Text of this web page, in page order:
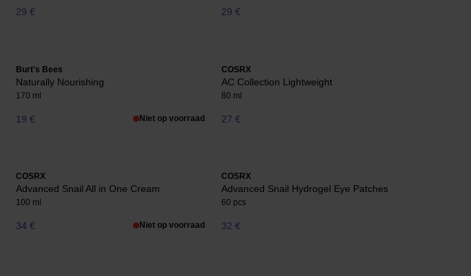
29 € 29 €
Burt's Bees
Naturally Nourishing
170 ml
19 € Niet op voorraad
COSRX
AC Collection Lightweight
80 ml
27 €
COSRX
Advanced Snail All in One Cream
100 ml
34 € Niet op voorraad
COSRX
Advanced Snail Hydrogel Eye Patches
60 pcs
32 €